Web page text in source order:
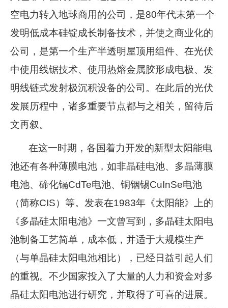
空电力转入地球商用的公司，是80年代末第一个
发明低成本硅锭成长制备技术，并使之商业化的
公司，是第一个生产半透明屋顶用组件、在光伏
中使用线锯技术、使用热熔金属胶形成电极、发
明线链式发射极沉积设备的公司。在此后的光伏
发展历程中，诸多重要节点都与之相关，留待后
文再叙。
在这一时期，各国着力开发的新型太阳能电
池还有各种薄膜电池，如非晶硅电池、多晶薄膜
电池、碲化镉CdTe电池、铜铟锡CuInSe电池
（简称CIS）等。发表在1983年《太阳能》上的
《多晶硅太阳电池》一文曾写到，多晶硅太阳电
池制备工艺简单，成本低，并适于大规模生产
（与单晶硅太阳电池相比），已经日益引起人们
的重视。不少国家投入了大量的人力和资金对多
晶硅太阳电池进行研究，并取得了可喜的进展。